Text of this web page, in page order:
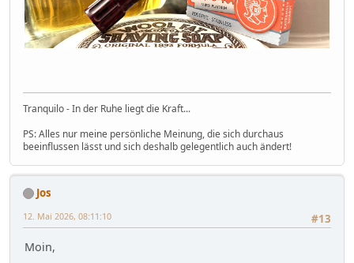
Tranquilo - In der Ruhe liegt die Kraft...
PS: Alles nur meine persönliche Meinung, die sich durchaus
beeinflussen lässt und sich deshalb gelegentlich auch ändert!
Jos
#13
12. Mai 2026, 08:11:10
Moin,